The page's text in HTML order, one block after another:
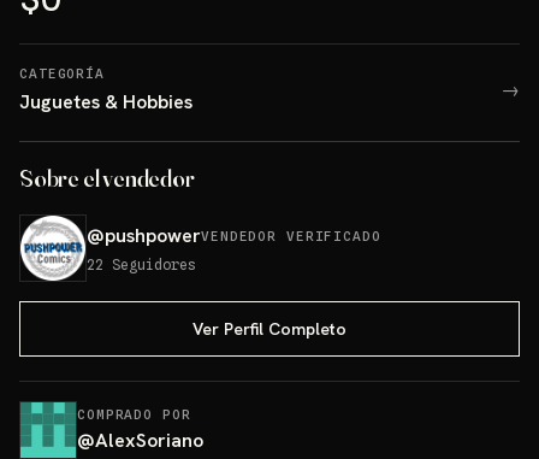
CATEGORÍA
Juguetes & Hobbies →
Sobre el vendedor
@pushpowerVENDEDOR VERIFICADO
22 Seguidores
Ver Perfil Completo
COMPRADO POR
@AlexSoriano